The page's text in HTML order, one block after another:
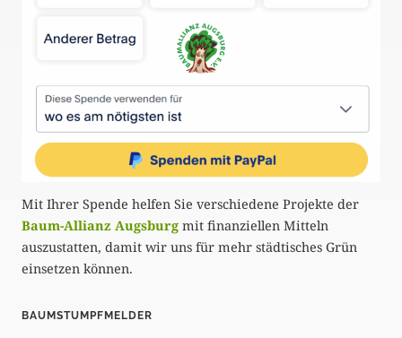
Mit Ihrer Spende helfen Sie verschiedene Projekte der
Baum-Allianz Augsburg mit finanziellen Mitteln
auszustatten, damit wir uns für mehr städtisches Grün
einsetzen können.
BAUMSTUMPFMELDER